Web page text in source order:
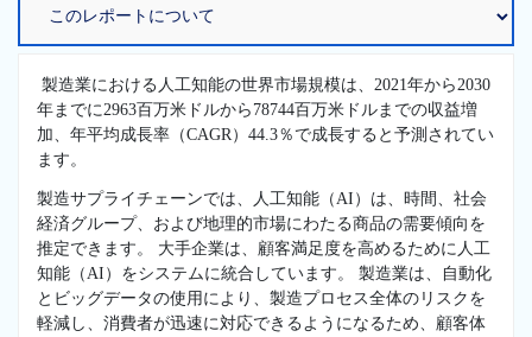
製造業における人工知能の世界市場規模は、2021年から2030
年までに2963百万米ドルから78744百万米ドルまでの収益増
加、年平均成長率（CAGR）44.3％で成長すると予測されてい
ます。
製造サプライチェーンでは、人工知能（AI）は、時間、社会
経済グループ、および地理的市場にわたる商品の需要傾向を
推定できます。 大手企業は、顧客満足度を高めるために人工
知能（AI）をシステムに統合しています。 製造業は、自動化
とビッグデータの使用により、製造プロセス全体のリスクを
軽減し、消費者が迅速に対応できるようになるため、顧客体